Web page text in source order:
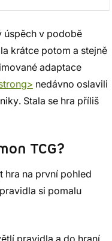
úspěch v podobě
krátce potom a stejně
adaptace
nedávno oslavili
Stala se hra příliš
TCG?
hra na první pohled
si pomalu